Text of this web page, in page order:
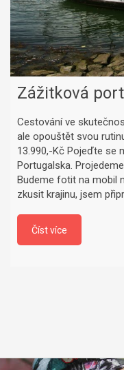
Zážitková
Cestování ve
ale opouštět svou
13.990,-Kč Pojeďte se
Portugalska.
Budeme fotit na mobil
zkusit krajinu, jsem
Číst více